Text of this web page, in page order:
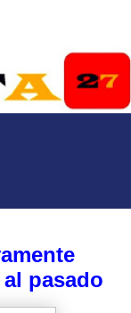
pasado